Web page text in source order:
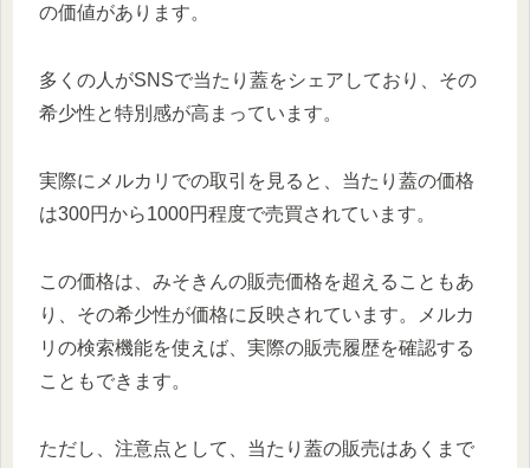
の価値があります。
多くの人がSNSで当たり蓋をシェアしており、その
希少性と特別感が高まっています。
実際にメルカリでの取引を見ると、当たり蓋の価格
は300円から1000円程度で売買されています。
この価格は、みそきんの販売価格を超えることもあ
り、その希少性が価格に反映されています。メルカ
リの検索機能を使えば、実際の販売履歴を確認する
こともできます。
ただし、注意点として、当たり蓋の販売はあくまで